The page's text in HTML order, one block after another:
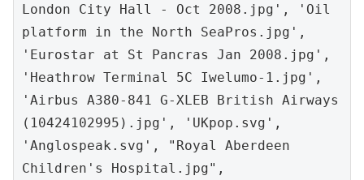
London City Hall - Oct 2008.jpg', 'Oil
platform in the North SeaPros.jpg',
'Eurostar at St Pancras Jan 2008.jpg',
'Heathrow Terminal 5C Iwelumo-1.jpg',
'Airbus A380-841 G-XLEB British Airways
(10424102995).jpg', 'UKpop.svg',
'Anglospeak.svg', "Royal Aberdeen
Children's Hospital.jpg",